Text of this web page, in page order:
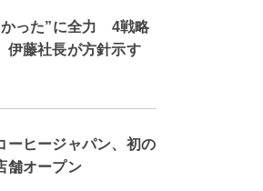
かった”に全力 4戦略
藤社長が方針示す
ーヒージャパン、初の
舗オープン